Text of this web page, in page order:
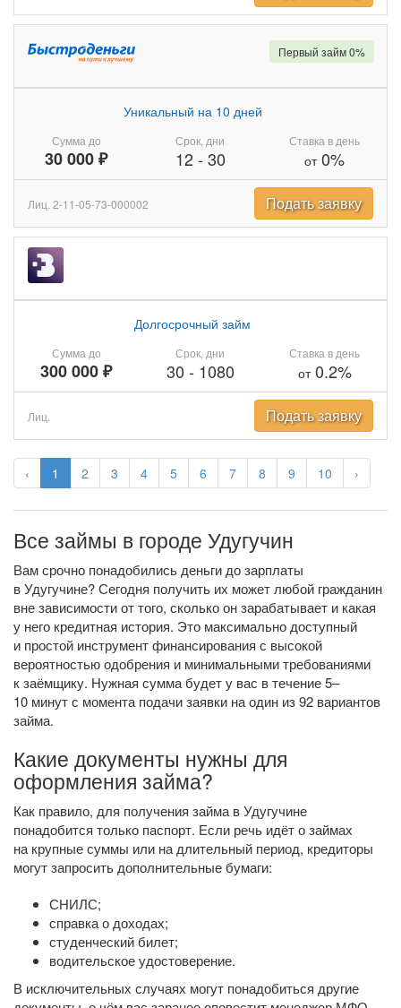
‹ 1 2 3 4 5 6 7 8 9 10 ›
Сумма до
30 000 ₽
Уникальный на 10 дней
Срок, дни
12- 30
Ставка в день
от0%
Первый займ 0%
Лиц. 2-11-05-73-000002 Подать заявку
Сумма до
300 000 ₽
Долгосрочный займ
Срок, дни
30 - 1080
Ставка в день
от0.2%
Лиц. Подать заявку
Все займы в городе Удугучин
Вам срочно понадобились деньги до зарплаты
в Удугучине? Сегодня получить их может любой гражданин
вне зависимости от того, сколько он зарабатывает и какая
у него кредитная история. Это максимально доступный
и простой инструмент финансирования с высокой
вероятностью одобрения и минимальными требованиями
к заёмщику. Нужная сумма будет у вас в течение 5–
10 минут с момента подачи заявки на один из 92 вариантов
займа.
Какие документы нужны для
оформления займа?
Как правило, для получения займа в Удугучине
понадобится только паспорт. Если речь идёт о займах
на крупные суммы или на длительный период, кредиторы
могут запросить дополнительные бумаги:
СНИЛС;
справка о доходах;
студенческий билет;
водительское удостоверение.
В исключительных случаях могут понадобиться другие